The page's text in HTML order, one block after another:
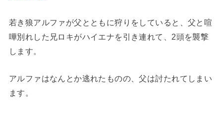
若き狼アルファが父とともに狩りをしていると、父と喧
嘩別れした兄ロキがハイエナを引き連れて、2頭を襲撃
します。
アルファはなんとか逃れたものの、父は討たれてしまい
ます。